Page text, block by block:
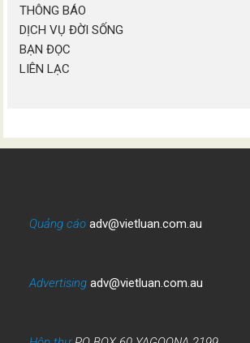
THÔNG BÁO
DỊCH VỤ ĐỜI SỐNG
BẠN ĐỌC
LIÊN LẠC
Quảng cáo adv@vietluan.com.au
Advertising adv@vietluan.com.au